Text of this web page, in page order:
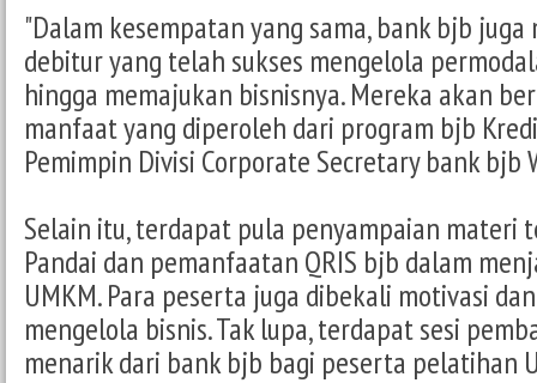
"Dalam kesempatan yang sama, bank bjb
debitur yang telah sukses mengelola
hingga memajukan bisnisnya. Mereka akan
manfaat yang diperoleh dari program bjb
Pemimpin Divisi Corporate Secretary bank bjb
Selain itu, terdapat pula penyampaian materi
Pandai dan pemanfaatan QRIS bjb dalam
UMKM. Para peserta juga dibekali motivasi
mengelola bisnis. Tak lupa, terdapat sesi
menarik dari bank bjb bagi peserta pelatihan